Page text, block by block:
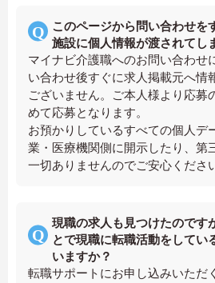
このページから問い合わせを
施設に個人情報が渡されてし
マイナビ介護職へのお問い合わせ
い合わせ後すぐに求人掲載元へ情
ございません。ご本人様より応募
めて応募となります。
お預かりしているすべての個人デ
業・医療機関側に開示したり、第
一切ありませんのでご安心くださ
現職の求人も見つけたのです
とで現職に転職活動をしてい
いますか？
転職サポートにお申し込みいただ